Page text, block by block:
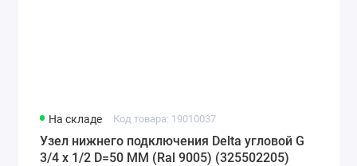
На складе Код товара: 19010037
Узел нижнего подключения Delta угловой G
3/4 x 1/2 D=50 MM (Ral 9005) (325502205)